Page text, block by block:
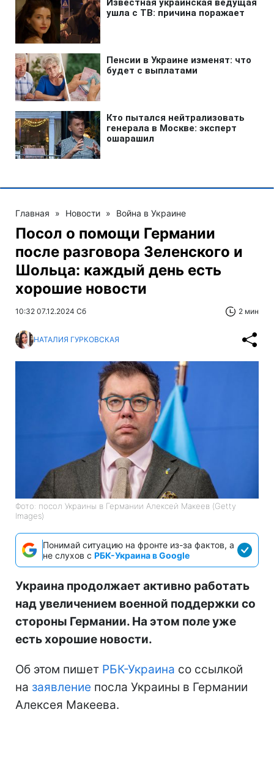
Главная » Новости » Война в Украине
Посол о помощи Германии
после разговора Зеленского и
Шольца: каждый день есть
хорошие новости
10:32 07.12.2024 Сб 2 мин
НАТАЛИЯ ГУРКОВСКАЯ
Фото: посол Украины в Германии Алексей Макеев (Getty
Images)
Понимай ситуацию на фронте из-за фактов, а
не слухов с РБК-Украина в Google
Украина продолжает активно работать
над увеличением военной поддержки со
стороны Германии. На этом поле уже
есть хорошие новости.
Об этом пишет РБК-Украина со ссылкой
на заявление посла Украины в Германии
Алексея Макеева.